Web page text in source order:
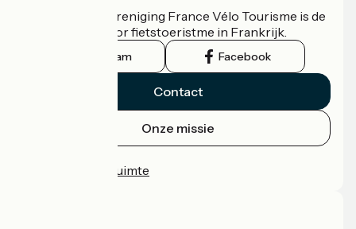
De nationale vereniging France Vélo Tourisme is de
officiële gids voor fietstoeristme in Frankrijk.
Instagram Facebook
Contact
Onze missie
Professionele ruimte